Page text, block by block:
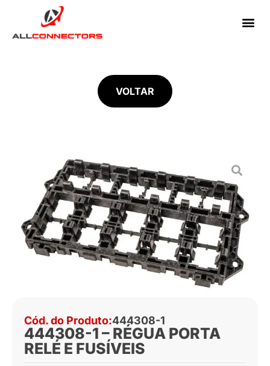
VOLTAR
Cód. do Produto:444308-1
444308-1 – RÉGUA PORTA
RELÉ E FUSÍVEIS